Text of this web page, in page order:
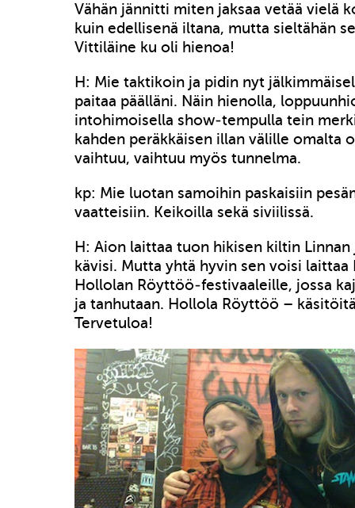
Vähän jännitti miten jaksaa vetää vielä
kuin edellisenä iltana, mutta sieltähän
Vittiläine ku oli hienoa!
H: Mie taktikoin ja pidin nyt
paitaa päälläni. Näin hienolla,
intohimoisella show-tempulla tein
kahden peräkkäisen illan välille omalta
vaihtuu, vaihtuu myös tunnelma.
kp: Mie luotan samoihin paskaisiin
vaatteisiin. Keikoilla sekä siviilissä.
H: Aion laittaa tuon hikisen kiltin
kävisi. Mutta yhtä hyvin sen voisi laittaa
Hollolan Röyttöö-festivaaleille, jossa
ja tanhutaan. Hollola Röyttöö –
Tervetuloa!